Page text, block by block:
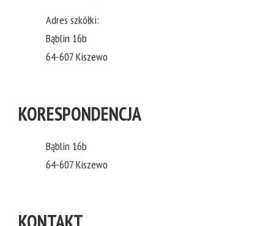
Adres szkółki:
Bąblin 16b
64-607 Kiszewo
KORESPONDENCJA
Bąblin 16b
64-607 Kiszewo